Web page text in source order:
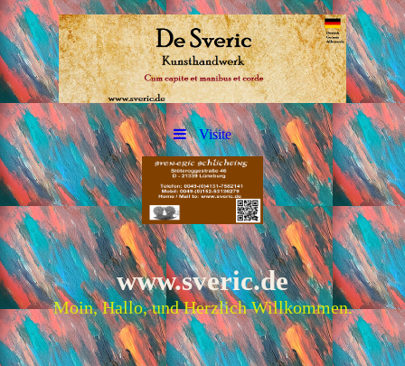
Visite
www.sveric.de
Moin, Hallo, und Herzlich Willkommen.